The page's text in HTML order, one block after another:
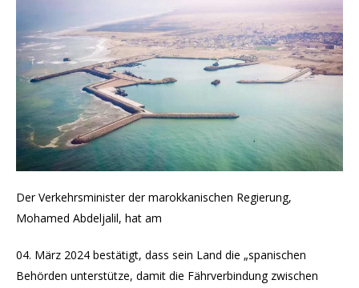
Der Verkehrsminister der marokkanischen Regierung,
Mohamed Abdeljalil, hat am
04. März 2024 bestätigt, dass sein Land die „spanischen
Behörden unterstütze, damit die Fährverbindung zwischen